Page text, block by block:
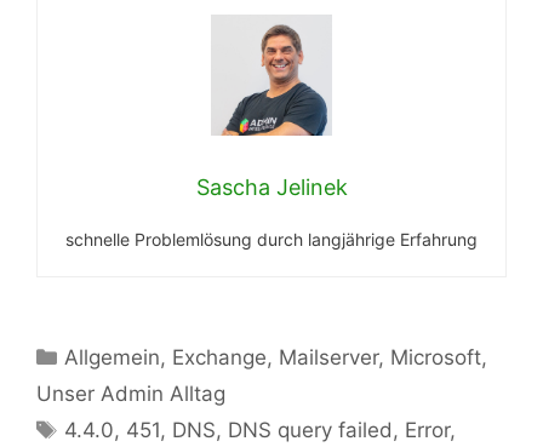
Sascha Jelinek
schnelle Problemlösung durch langjährige Erfahrung
Kategorien
Allgemein, Exchange, Mailserver, Microsoft,
Unser Admin Alltag
Schlagwörter
4.4.0, 451, DNS, DNS query failed , Error,